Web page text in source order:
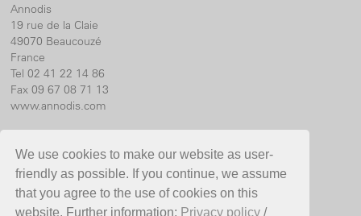
We use cookies to make our website as user-
friendly as possible. If you continue, we assume
that you agree to the use of cookies on this
website. Further information: Privacy policy /
Annodis
19 rue de la Claie
49070 Beaucouzé
France
Tel 02 41 22 14 86
Fax 09 67 08 71 13
www.annodis.com
Birchmeier Sprühtechnik AG
Im Stetterfeld 1
5608 Stetten